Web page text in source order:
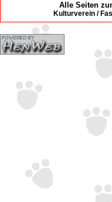
Alle Seiten
Kulturverein /